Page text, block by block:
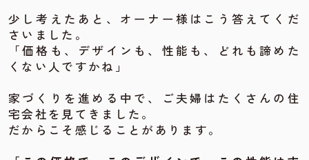
少し考えたあと、オーナー様はこう答えてくだ
さいました。
「価格も、デザインも、性能も、どれも諦めた
くない人ですかね」
家づくりを進める中で、ご夫婦はたくさんの住
宅会社を見てきました。
だからこそ感じることがあります。